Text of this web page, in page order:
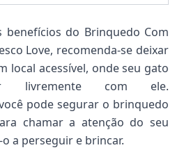
benefícios do Brinquedo Com
Love, recomenda-se deixar
local acessível, onde seu gato
livremente com ele.
pode segurar o brinquedo
chamar a atenção do seu
a perseguir e brincar.